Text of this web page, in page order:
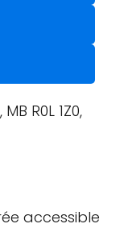
R0L 1Z0,
accessible